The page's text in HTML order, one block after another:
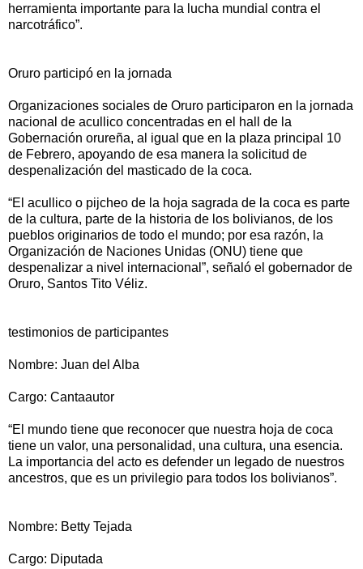
herramienta importante para la lucha mundial contra el
narcotráfico”.
Oruro participó en la jornada
Organizaciones sociales de Oruro participaron en la jornada
nacional de acullico concentradas en el hall de la
Gobernación orureña, al igual que en la plaza principal 10
de Febrero, apoyando de esa manera la solicitud de
despenalización del masticado de la coca.
“El acullico o pijcheo de la hoja sagrada de la coca es parte
de la cultura, parte de la historia de los bolivianos, de los
pueblos originarios de todo el mundo; por esa razón, la
Organización de Naciones Unidas (ONU) tiene que
despenalizar a nivel internacional”, señaló el gobernador de
Oruro, Santos Tito Véliz.
testimonios de participantes
Nombre: Juan del Alba
Cargo: Cantaautor
“El mundo tiene que reconocer que nuestra hoja de coca
tiene un valor, una personalidad, una cultura, una esencia.
La importancia del acto es defender un legado de nuestros
ancestros, que es un privilegio para todos los bolivianos”.
Nombre: Betty Tejada
Cargo: Diputada